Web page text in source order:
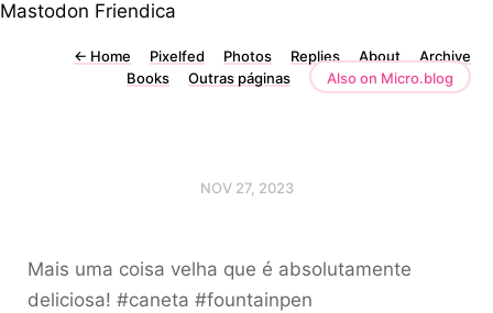
Mastodon Friendica
← Home Pixelfed Photos Replies About
Archive
Books
Outras páginas Also on Micro.blog
NOV 27, 2023
Mais uma coisa velha que é absolutamente
deliciosa! #caneta #fountainpen